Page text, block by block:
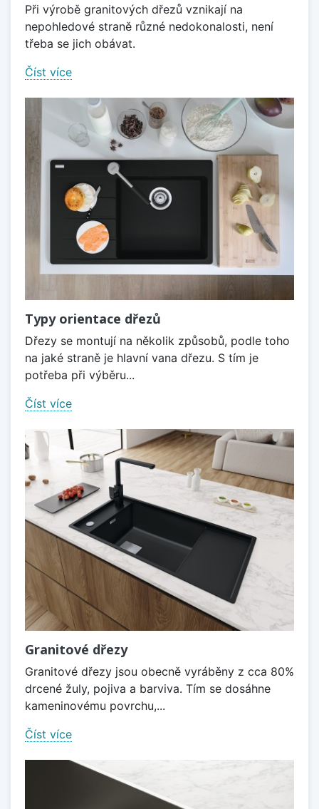
Při výrobě granitových dřezů vznikají na
nepohledové straně různé nedokonalosti, není
třeba se jich obávat.
Číst více
Typy orientace dřezů
Dřezy se montují na několik způsobů, podle toho
na jaké straně je hlavní vana dřezu. S tím je
potřeba při výběru...
Číst více
Granitové dřezy
Granitové dřezy jsou obecně vyráběny z cca 80%
drcené žuly, pojiva a barviva. Tím se dosáhne
kameninovému povrchu,...
Číst více